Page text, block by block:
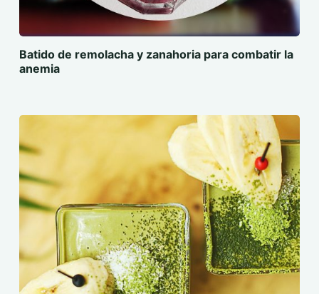
Batido de remolacha y zanahoria para combatir la
anemia